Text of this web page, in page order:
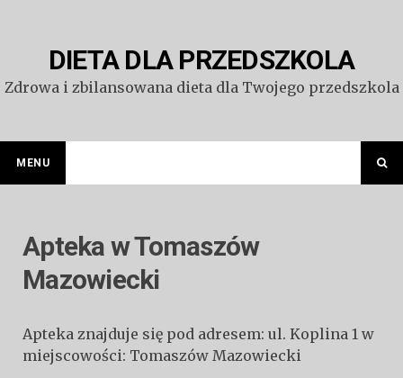
DIETA DLA PRZEDSZKOLA
Zdrowa i zbilansowana dieta dla Twojego przedszkola
MENU
Apteka w Tomaszów
Mazowiecki
Apteka znajduje się pod adresem: ul. Koplina 1 w
miejscowości: Tomaszów Mazowiecki